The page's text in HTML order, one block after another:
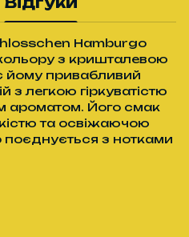
Hamburgo
з кришталевою
йому привабливий
з легкою гіркуватістю
ароматом. Його смак
та освіжаючою
поєднується з нотками